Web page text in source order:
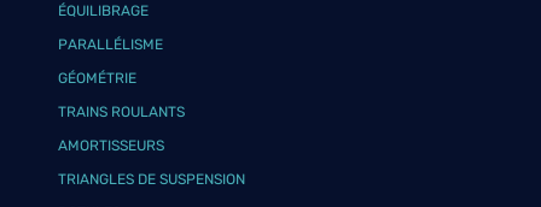
ÉQUILIBRAGE
PARALLÉLISME
GÉOMÉTRIE
TRAINS ROULANTS
AMORTISSEURS
TRIANGLES DE SUSPENSION